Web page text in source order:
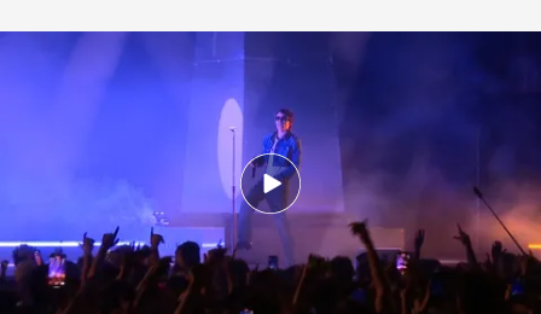
La entrevista con el artista gallego Sen Senra
Redacción digital Noticias Cuatro
El último álbum que ha publicado se titula
como la matrícula del primer coche de su
padre: ‘PO2054AZ (Vol.I)’